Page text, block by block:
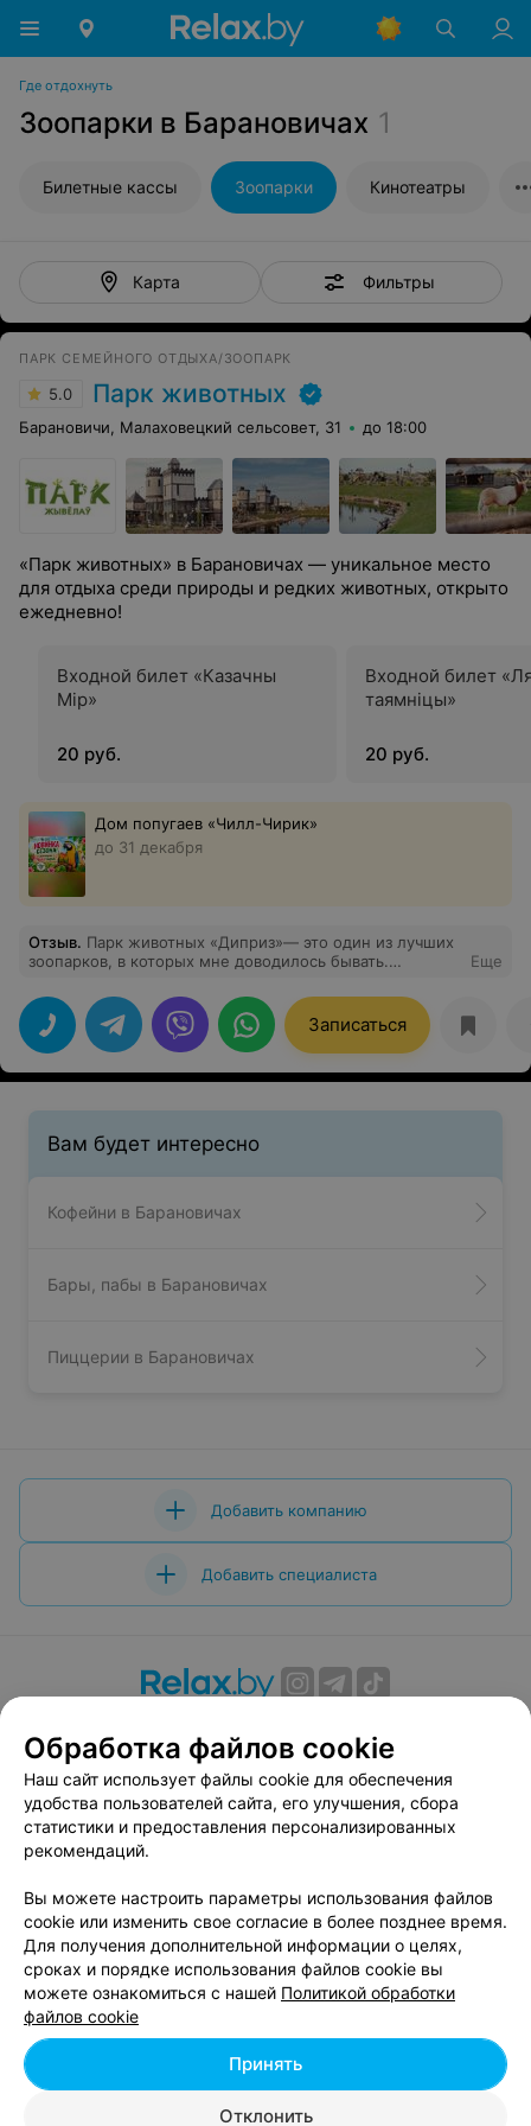
Где отдохнуть
Зоопарки в Барановичах 1
Билетные кассы Зоопарки Кинотеатры
Карта Фильтры
ПАРК СЕМЕЙНОГО ОТДЫХА/ЗООПАРК
5.0 Парк животных
Барановичи, Малаховецкий сельсовет, 31 до 18:00
«Парк животных» в Барановичах — уникальное место
для отдыха среди природы и редких животных, открыто
ежедневно!
Входной билет «Казачны
Mip»
20 руб.
Входной билет
таямнiцы»
20 руб.
Дом попугаев «Чилл-Чирик»
до 31 декабря
Отзыв. Парк животных «Диприз»— это один из лучших
зоопарков, в которых мне доводилось бывать.
формат взаимодействия с природой оставляют
потрясающие впечатления.
Еще
Записаться
Вам будет интересно
Кофейни в Барановичах
Бары, пабы в Барановичах
Пиццерии в Барановичах
Добавить компанию
Добавить специалиста
Вакансии
Публичный договор
Способы оплаты
Публичный договор по использованию сервиса
«Афиша»
Пользовательское соглашение
Связаться по вопросам сотрудничества
Написать руководителю relax.by
Персональные настройки cookie
Обработка персональных данных
Обработка файлов cookie
Наш сайт использует файлы cookie для обеспечения
удобства пользователей сайта, его улучшения, сбора
статистики и предоставления персонализированных
рекомендаций.
Вы можете настроить параметры использования файлов
cookie или изменить свое согласие в более позднее время.
Для получения дополнительной информации о целях,
сроках и порядке использования файлов cookie вы
можете ознакомиться с нашей Политикой обработки
файлов cookie
Отклонить
Принять